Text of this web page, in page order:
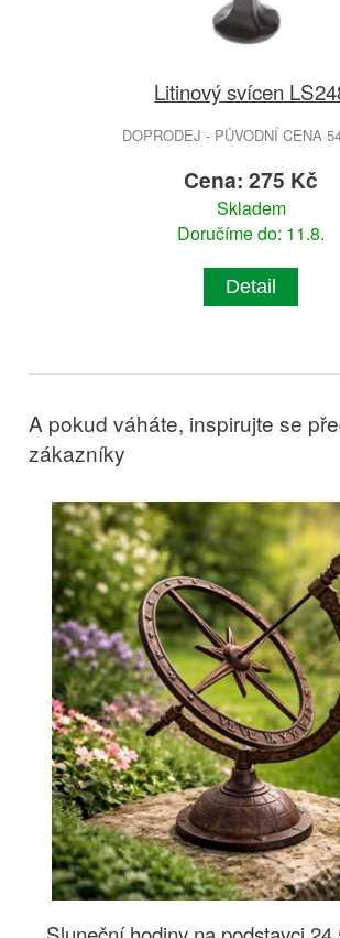
Litinový svícen
DOPRODEJ - PŮVODNÍ CENA
Cena: 275 Kč
Skladem
Doručíme do: 11.8.
Detail
A pokud váháte, inspirujte se
zákazníky